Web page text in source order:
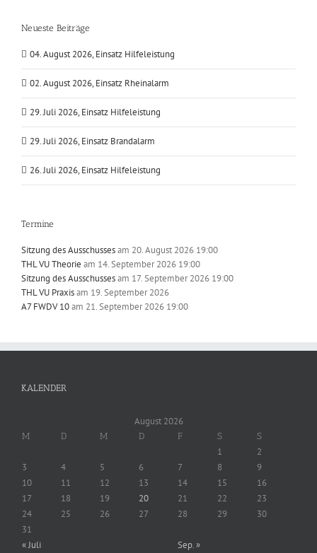
Neueste Beiträge
04. August 2026, Einsatz Hilfeleistung
02. August 2026, Einsatz Rheinalarm
29. Juli 2026, Einsatz Hilfeleistung
29. Juli 2026, Einsatz Brandalarm
26. Juli 2026, Einsatz Hilfeleistung
Termine
Sitzung des Ausschussesam 20. August 2026 19:00
THL VU Theorie am 14. September 2026 19:00
Sitzung des Ausschussesam 17. September 2026 19:00
THL VU Praxisam 19. September 2026
A7 FWDV 10am 21. September 2026 19:00
KALENDER
August 2026
M D M D F S S
1
2
3
4 5 6 7 8
9
10
11 12 13 14 15
16
17
18 19 20 21 22
23
24
25 26 27 28 29
30
31
« Juli
Sep. »